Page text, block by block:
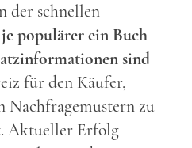
der schnellen
populärer ein Buch
sind
für den Käufer,
Nachfragemustern zu
Aktueller Erfolg